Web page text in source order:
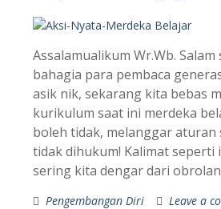
Assalamualikum Wr.Wb. Salam
bahagia para pembaca
asik nik, sekarang kita bebas
kurikulum saat ini merdeka
boleh tidak, melanggar aturan
tidak dihukum! Kalimat seperti
sering kita dengar dari obrolan
Pengembangan Diri Leave a